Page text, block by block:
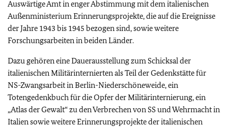
Auswärtige Amt in enger Abstimmung mit dem italienischen
Außenministerium Erinnerungsprojekte, die auf die Ereignisse
der Jahre 1943 bis 1945 bezogen sind, sowie weitere
Forschungsarbeiten in beiden Länder.
Dazu gehören eine Dauerausstellung zum Schicksal der
italienischen Militärinternierten als Teil der Gedenkstätte für
NS-Zwangsarbeit in Berlin-Niederschöneweide, ein
Totengedenkbuch für die Opfer der Militärinternierung, ein
„Atlas der Gewalt“ zu den Verbrechen von SS und Wehrmacht in
Italien sowie weitere Erinnerungsprojekte der italienischen